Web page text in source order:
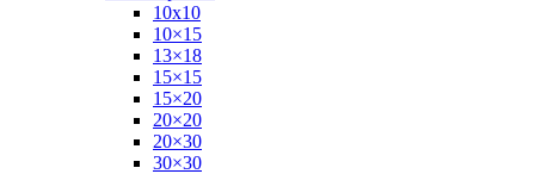
10х10
10×15
13×18
15×15
15×20
20×20
20×30
30×30